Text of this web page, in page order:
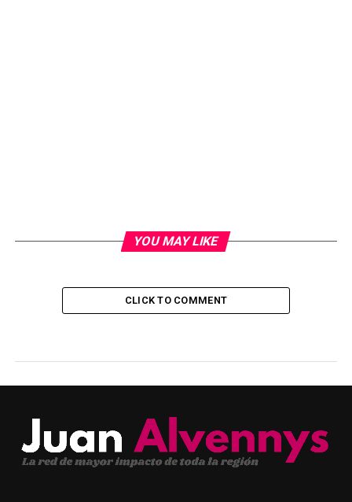
YOU MAY LIKE
CLICK TO COMMENT